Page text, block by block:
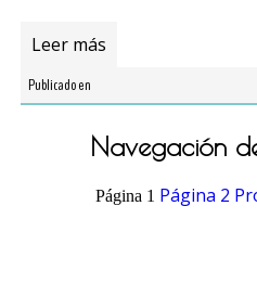
Leer más
Publicado en
Navegación
Página 1 Página 2